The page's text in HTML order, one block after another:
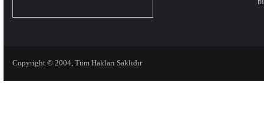
Copyright © 2004, Tüm Hakları Saklıdır